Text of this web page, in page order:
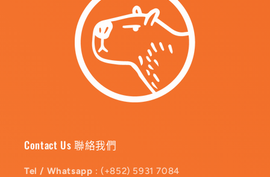
Contact Us 聯絡我們
Tel / Whatsapp : (+852) 5931 7084